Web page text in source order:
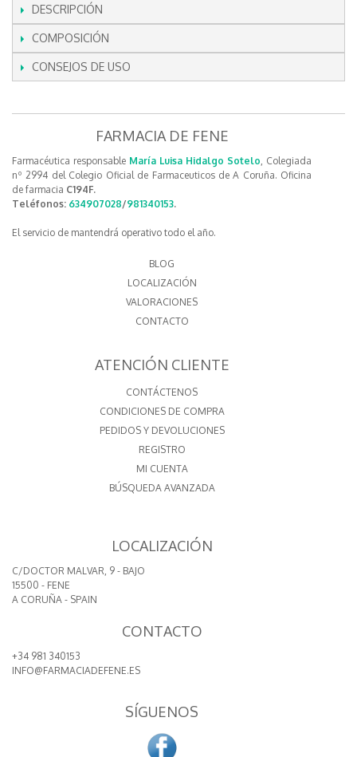
DESCRIPCIÓN
COMPOSICIÓN
CONSEJOS DE USO
FARMACIA DE FENE
Farmacéutica responsable María Luisa Hidalgo Sotelo, Colegiada
nº 2994 del Colegio Oficial de Farmaceuticos de A Coruña. Oficina
de farmacia C194F.
Teléfonos: 634907028/981340153.
El servicio de mantendrá operativo todo el año.
BLOG
LOCALIZACIÓN
VALORACIONES
CONTACTO
ATENCIÓN CLIENTE
CONTÁCTENOS
CONDICIONES DE COMPRA
PEDIDOS Y DEVOLUCIONES
REGISTRO
MI CUENTA
BÚSQUEDA AVANZADA
LOCALIZACIÓN
C/DOCTOR MALVAR, 9 - BAJO
15500 - FENE
A CORUÑA - SPAIN
CONTACTO
+34 981 340153
INFO@FARMACIADEFENE.ES
SÍGUENOS